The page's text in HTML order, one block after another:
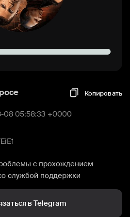
Копировать
08 05:58:33 +0000
с прохождением
службой поддержки
в Telegram